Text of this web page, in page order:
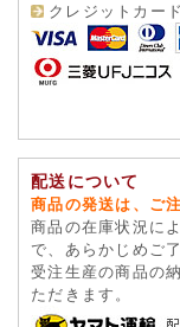
クレジットカード
配送について
商品の発送は、ご
商品の在庫状況に
で、あらかじめご
受注生産の商品の
ただきます。